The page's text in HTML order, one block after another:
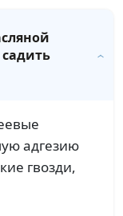
адгезию
гвозди,